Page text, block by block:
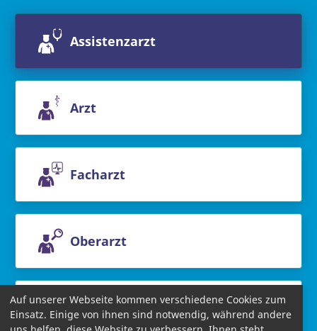
Assistenzarzt
Arzt
Facharzt
Oberarzt
Chefarzt
Auf unserer Webseite kommen verschiedene Cookies zum
Einsatz. Einige von ihnen sind notwendig, während andere